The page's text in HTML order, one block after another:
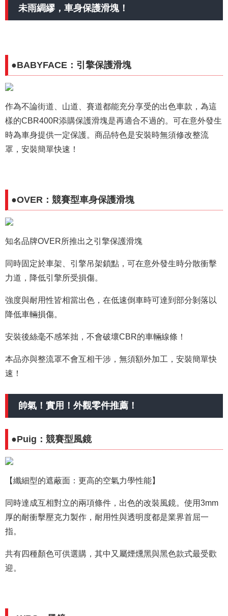
未雨綢繆，車身保護滑塊！
●BABYFACE：引擎保護滑塊
作為不論街道、山道、賽道都能充分享受的出色車款，為這
樣的CBR400R添購保護滑塊是再適合不過的。可在意外發生
時為車身提供一定保護。商品特色是安裝時無須修改整流
罩，安裝簡單快速！
●OVER：競賽型車身保護滑塊
知名品牌OVER所推出之引擎保護滑塊
同時固定於車架、引擎吊架鎖點，可在意外發生時分散衝擊
力道，降低引擎所受損傷。
強度與耐用性皆相當出色，在低速倒車時可達到部分剝落以
降低車輛損傷。
安裝後絲毫不感笨拙，不會破壞CBR的車輛線條！
本品亦與整流罩不會互相干涉，無須額外加工，安裝簡單快
速！
帥氣！實用！外觀零件推薦！
●Puig：競賽型風鏡
【纖細型的遮蔽面：更高的空氣力學性能】
同時達成互相對立的兩項條件，出色的改裝風鏡。使用3mm
厚的耐衝擊壓克力製作，耐用性與透明度都是業界首屈一
指。
共有四種顏色可供選購，其中又屬煙燻黑與黑色款式最受歡
迎。